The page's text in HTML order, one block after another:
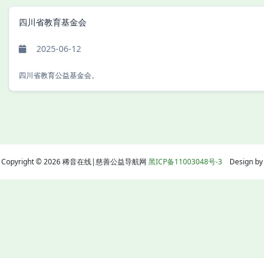
四川省教育基金会
2025-06-12
四川省教育公益基金会。
Copyright © 2026 稀音在线|慈善公益导航网 黑ICP备11003048号-3 Design by